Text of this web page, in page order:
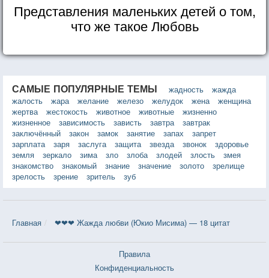
Представления маленьких детей о том,
что же такое Любовь
САМЫЕ ПОПУЛЯРНЫЕ ТЕМЫ жадность
жажда
жалость
жара желание железо желудок жена
женщина
жертва
жестокость животное животные
жизненно
жизненное
зависимость зависть завтра
завтрак
заключённый
закон замок занятие запах
запрет
зарплата
заря заслуга защита звезда звонок
здоровье
земля
зеркало зима зло злоба злодей злость
змея
знакомство
знакомый знание значение золото
зрелище
зрелость
зрение зритель зуб
Главная ❤❤❤ Жажда любви (Юкио Мисима) — 18 цитат
Правила
Конфиденциальность